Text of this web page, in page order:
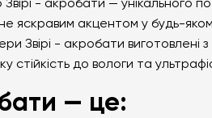
яскравим акцентом у будь-
Звірі - акробати виготовлені з
стійкість до вологи та
— це: